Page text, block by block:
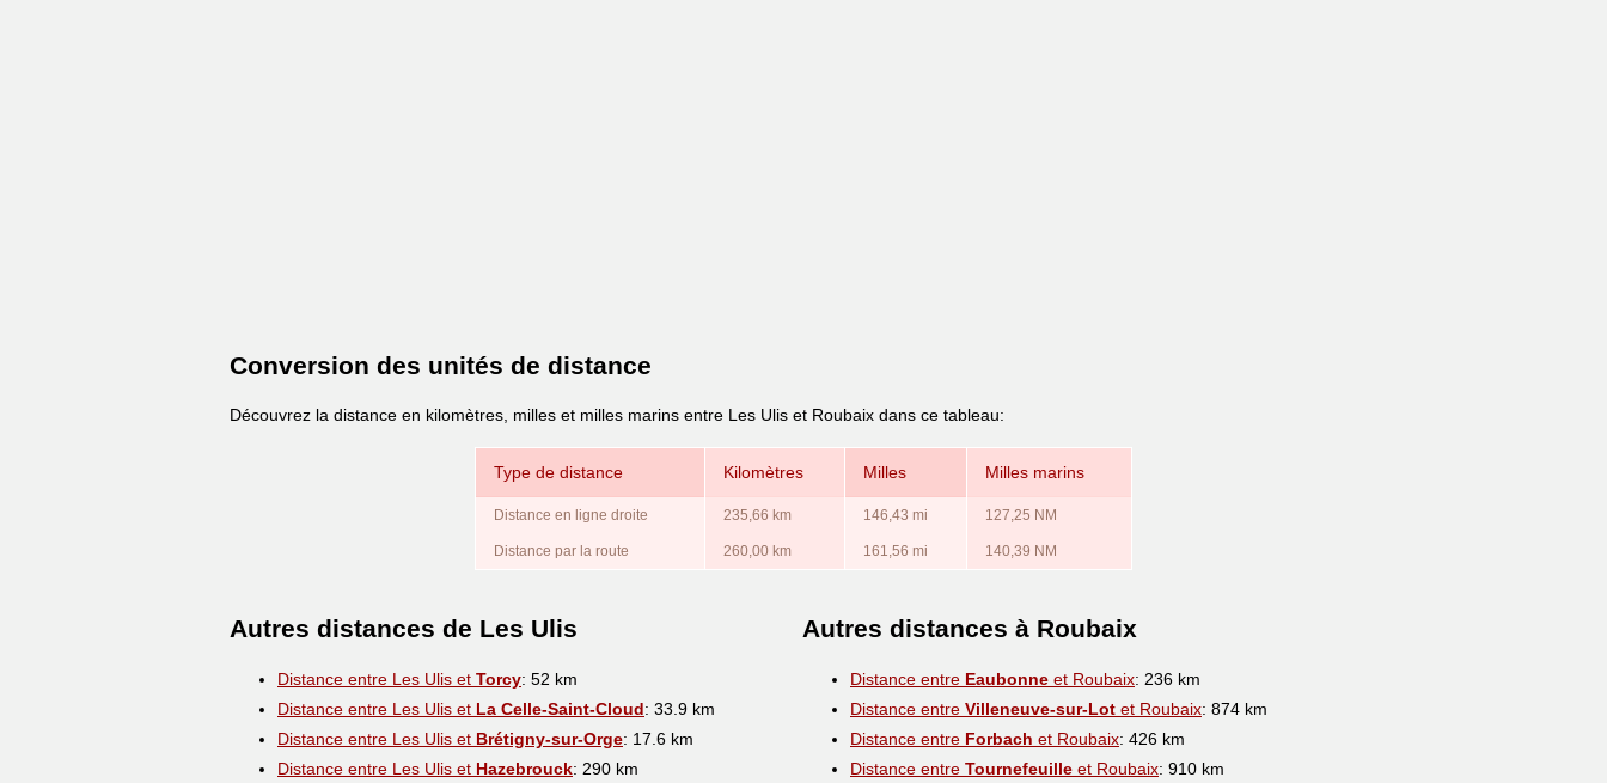
Conversion des unités de distance
Découvrez la distance en kilomètres, milles et milles marins entre Les Ulis et Roubaix dans ce tableau:
Type de distance Kilomètres Milles Milles marins
Distance en ligne droite 235,66 km 146,43 mi 127,25 NM
Distance par la route 260,00 km 161,56 mi 140,39 NM
Autres distances de Les Ulis
Distance entre Les Ulis et Torcy: 52 km
Distance entre Les Ulis et La Celle-Saint-Cloud: 33.9 km
Distance entre Les Ulis et Brétigny-sur-Orge: 17.6 km
Distance entre Les Ulis et Hazebrouck: 290 km
Autres distances à Roubaix
Distance entre Eaubonne et Roubaix: 236 km
Distance entre Villeneuve-sur-Lot et Roubaix: 874 km
Distance entre Forbach et Roubaix: 426 km
Distance entre Tournefeuille et Roubaix: 910 km